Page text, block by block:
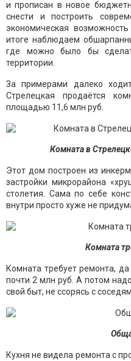
и прописан в новое
снести и построить
экономическая
итоге наблюдаем
где можно было бы
территории.
За примерами далеко
Стрелецкая продаётся
площадью 11,6 млн руб.
Комната в
Этот дом построен из
застройки микрорайона
столетия. Сама по себе
внутри просто хуже не
Комната
Комната требует ремонта,
почти 2 млн руб. А потом
свой быт, не ссорясь с
Кухня не видела ремонта с